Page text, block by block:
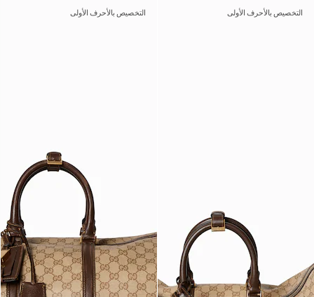
التخصيص بالأحرف الأولى التخصيص بالأحرف الأولى